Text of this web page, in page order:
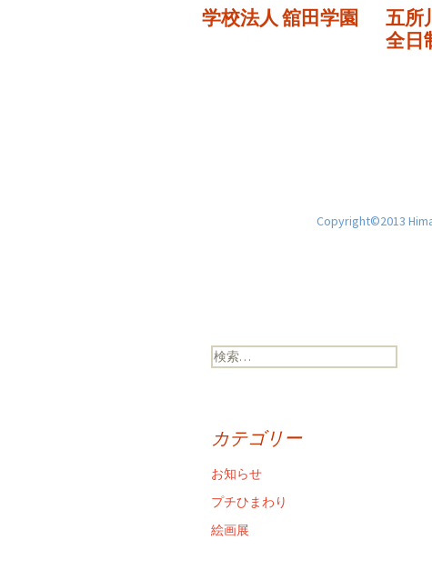
学校法人 舘田学園
五所
全日
Copyright©2013
検
索:
カテゴリー
お知らせ
プチひまわり
絵画展